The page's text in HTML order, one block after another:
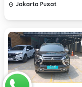
location_on Jakarta Pusat